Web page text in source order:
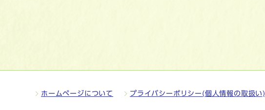
ホームページについて プライバシーポリシー(個人情報の取扱い)